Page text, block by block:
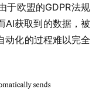
于欧盟的GDPR法规
AI获取到的数据，被
动化的过程难以完全